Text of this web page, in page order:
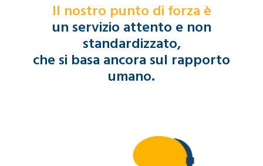
Il nostro punto di forza è
un servizio attento e non
standardizzato,
che si basa ancora sul rapporto
umano.